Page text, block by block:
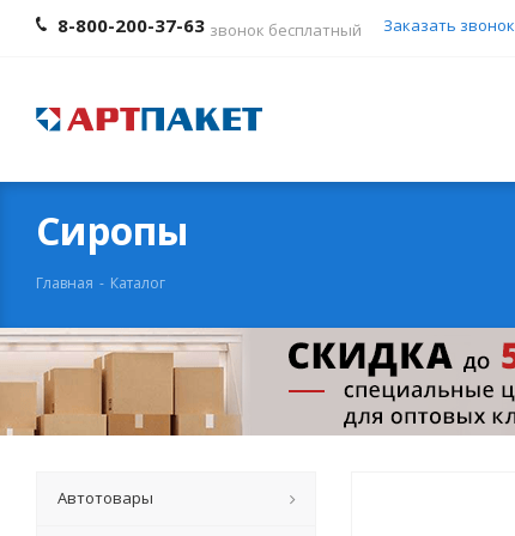
8-800-200-37-63 звонок бесплатный Заказать звонок
Сиропы
Главная - Каталог
Автотовары